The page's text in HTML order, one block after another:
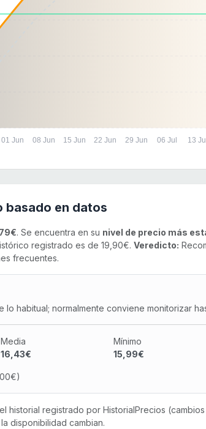
01 Jun 08 Jun 15 Jun 22 Jun 29 Jun 06 Jul 13 Jul
basado en datos
. Se encuentra en su nivel de precio más
registrado es de 19,90€. Veredicto:
frecuentes.
lo habitual; normalmente conviene monitorizar
Media
16,43€
Mínimo
15,99€
historial registrado por HistorialPrecios
disponibilidad cambian.